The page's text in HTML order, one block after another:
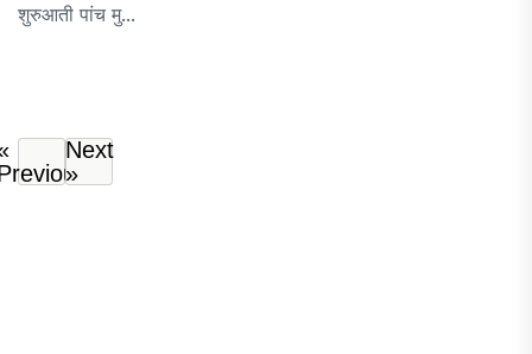
शुरुआती पांच मु...
Next
»